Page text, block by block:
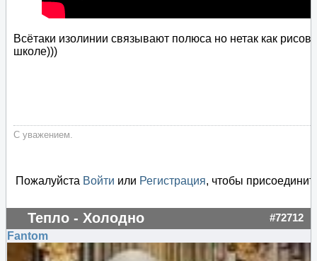
Всётаки изолинии связывают полюса но нетак как
школе)))
С уважением.
Пожалуйста Войти или Регистрация, чтобы
Тепло - Холодно #72712
Fantom